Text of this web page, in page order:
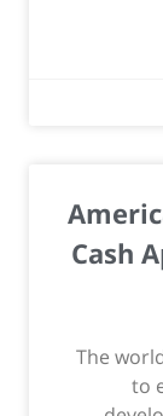
Cash
The
to